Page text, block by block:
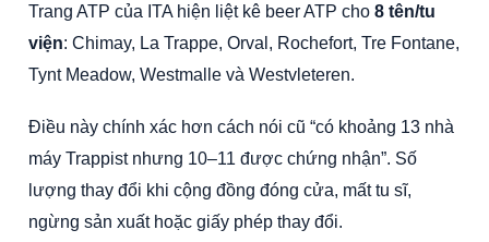
Trang ATP của ITA hiện liệt kê beer ATP cho 8 tên/tu
viện: Chimay, La Trappe, Orval, Rochefort, Tre Fontane,
Tynt Meadow, Westmalle và Westvleteren.
Điều này chính xác hơn cách nói cũ “có khoảng 13 nhà
máy Trappist nhưng 10–11 được chứng nhận”. Số
lượng thay đổi khi cộng đồng đóng cửa, mất tu sĩ,
ngừng sản xuất hoặc giấy phép thay đổi.